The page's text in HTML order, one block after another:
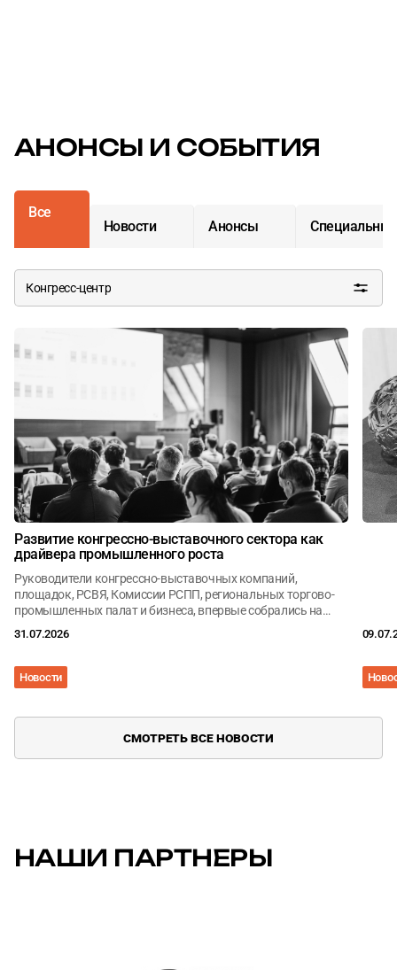
АНОНСЫ И СОБЫТИЯ
Все
Новости
Анонсы
Конгресс-центр
Развитие конгрессно-выставочного сектора как
драйвера промышленного роста
Руководители конгрессно-выставочных компаний,
площадок, РСВЯ, Комиссии РСПП, региональных торгово-
промышленных палат и бизнеса, впервые собрались на
совместного развития.
31.07.2026
Новости
СМОТРЕТЬ ВСЕ НОВОСТИ
НАШИ ПАРТНЕРЫ